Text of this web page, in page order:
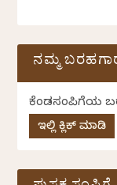
ನಮ್ಮ
ಕೆಂಡಸಂಪಿಗೆಯ
ಇಲ್ಲಿ ಕ್ಲಿಕ್ ಮಾಡಿ